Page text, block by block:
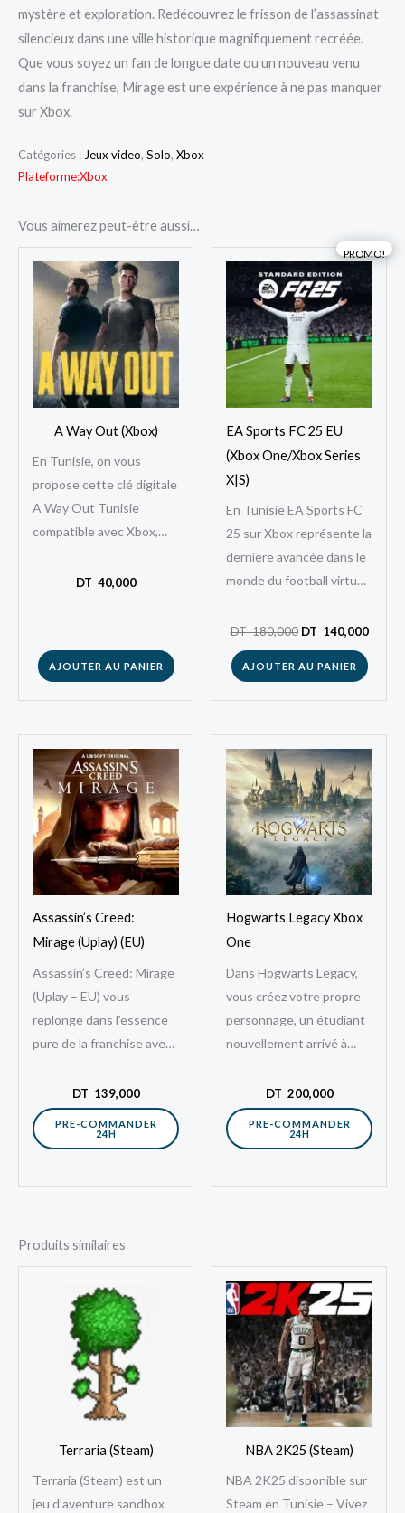
mystère et exploration. Redécouvrez le frisson de l’assassinat
silencieux dans une ville historique magnifiquement recréée.
Que vous soyez un fan de longue date ou un nouveau venu
dans la franchise, Mirage est une expérience à ne pas manquer
sur Xbox.
Catégories : Jeux video, Solo, Xbox
Plateforme:Xbox
Vous aimerez peut-être aussi…
A Way Out (Xbox)
En Tunisie, on vous
propose cette clé digitale
A Way Out Tunisie
compatible avec Xbox,
simple, rapide et sécurisé
DT 40,000
AJOUTER AU PANIER
PROMO!
EA Sports FC 25 EU
(Xbox One/Xbox Series
X|S)
En Tunisie EA Sports FC
25 sur Xbox représente la
dernière avancée dans le
monde du football virtuel.
pointe et gameplay…
DT180,000
prix
initial
était :
DT
180,000.
DT 140,000
Le
actuel
DT
AJOUTER AU PANIER
Assassin’s Creed:
Mirage (Uplay) (EU)
Assassin’s Creed: Mirage
(Uplay – EU) vous
replonge dans l’essence
pure de la franchise avec
la furtivité, le parkour et
l’assassinat.…
DT 139,000
PRE-COMMANDER
24H
Hogwarts Legacy Xbox
One
Dans Hogwarts Legacy,
vous créez votre propre
personnage, un étudiant
nouvellement arrivé à
doté d’un don mystérieux
: la capacité de
percevoir…
DT 200,000
PRE-COMMANDER
24H
Produits similaires
Terraria (Steam)
Terraria (Steam) est un
jeu d’aventure sandbox
NBA 2K25 (Steam)
NBA 2K25 disponible sur
Steam en Tunisie – Vivez